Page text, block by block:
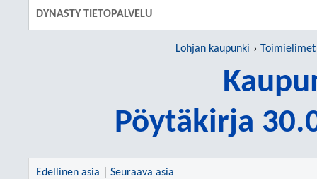
DYNASTY TIETOPALVELU
Lohjan kaupunki Toimielimet
Pöytäkirja
Edellinen asia Seuraava asia